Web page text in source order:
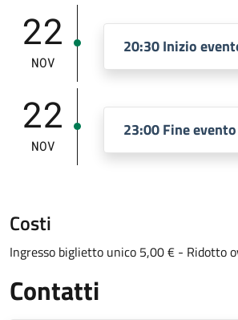
22
NOV
20:30 Inizio
22
NOV
23:00 Fine evento
Costi
Ingresso biglietto unico 5,00 € - Ridotto
Contatti